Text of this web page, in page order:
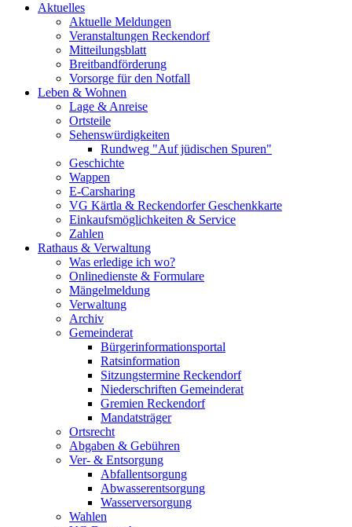
Aktuelles
Aktuelle Meldungen
Veranstaltungen Reckendorf
Mitteilungsblatt
Breitbandförderung
Vorsorge für den Notfall
Leben & Wohnen
Lage & Anreise
Ortsteile
Sehenswürdigkeiten
Rundweg "Auf jüdischen Spuren"
Geschichte
Wappen
E-Carsharing
VG Kärtla & Reckendorfer Geschenkkarte
Einkaufsmöglichkeiten & Service
Zahlen
Rathaus & Verwaltung
Was erledige ich wo?
Onlinedienste & Formulare
Mängelmeldung
Verwaltung
Archiv
Gemeinderat
Bürgerinformationsportal
Ratsinformation
Sitzungstermine Reckendorf
Niederschriften Gemeinderat
Gremien Reckendorf
Mandatsträger
Ortsrecht
Abgaben & Gebühren
Ver- & Entsorgung
Abfallentsorgung
Abwasserentsorgung
Wasserversorgung
Wahlen